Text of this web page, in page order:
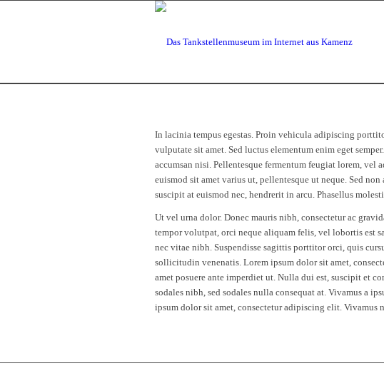
In lacinia tempus egestas. Proin vehicula adipiscing
vulputate sit amet. Sed luctus elementum enim eget
accumsan nisi. Pellentesque fermentum feugiat lorem,
euismod sit amet varius ut, pellentesque ut neque. Sed
suscipit at euismod nec, hendrerit in arcu. Phasellus
Ut vel urna dolor. Donec mauris nibh, consectetur ac
tempor volutpat, orci neque aliquam felis, vel lobortis est
nec vitae nibh. Suspendisse sagittis porttitor orci, quis
sollicitudin venenatis. Lorem ipsum dolor sit amet,
amet posuere ante imperdiet ut. Nulla dui est, suscipit et
sodales nibh, sed sodales nulla consequat at. Vivamus a
ipsum dolor sit amet, consectetur adipiscing elit. Vivamus